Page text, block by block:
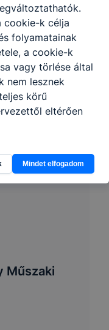
Műszaki
cookie-k célja
folyamatainak
a cookie-k
vagy törlése által
nem lesznek
körű
eltérően
Mindet elfogadom